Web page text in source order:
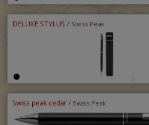
DELUXE STYLUS / Swiss Peak
Swiss peak cedar / Swiss Peak